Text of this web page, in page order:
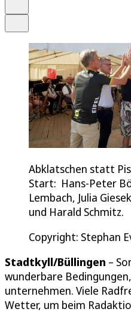
Abklatschen statt
Start: Hans-Peter
Lembach, Julia
und Harald Schmitz.
Copyright: Stephan
Stadtkyll/Büllingen –
wunderbare
unternehmen. Viele
Wetter, um beim